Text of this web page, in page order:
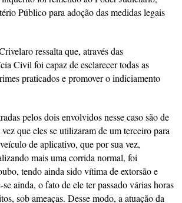
Público para adoção das medidas legais
ressalta que, através das
Civil foi capaz de esclarecer todas as
praticados e promover o indiciamento
pelos dois envolvidos nesse caso são de
que eles se utilizaram de um terceiro para
de aplicativo, que por sua vez,
mais uma corrida normal, foi
tendo ainda sido vítima de extorsão e
ainda, o fato de ele ter passado várias horas
sob ameaças. Desse modo, a atuação da